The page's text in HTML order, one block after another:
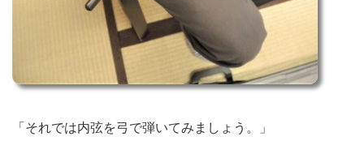
「それでは内弦を弓で弾いてみましょう。」